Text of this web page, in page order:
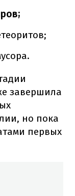
завершила
но пока
первых